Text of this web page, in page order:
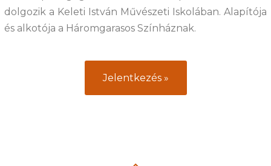
dolgozik a Keleti István Művészeti Iskolában. Alapítója
és alkotója a Háromgarasos Színháznak.
Jelentkezés »